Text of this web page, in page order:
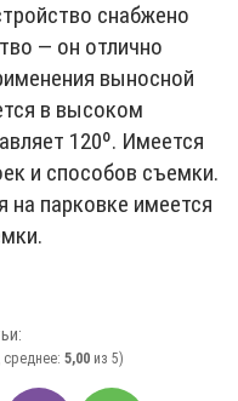
снабжено
— он отлично
выносной
в высоком
120º. Имеется
и способов съемки.
парковке имеется
среднее:5,00 из 5)